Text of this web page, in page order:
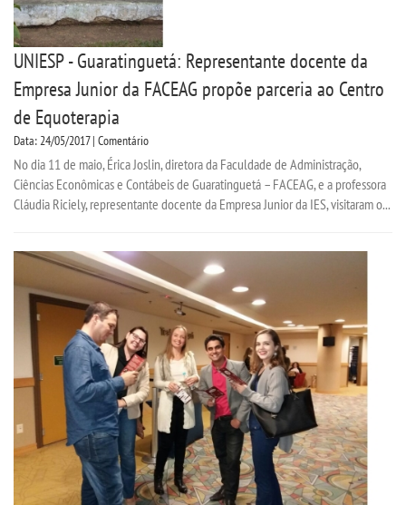
CURSOS
BACHARELADOS
LICENCIATURAS
TECNOLÓGICOS
VESTIBULAR
INSCREVA-SE
TRANSFERÊNCIA
SEGUNDA GRADUAÇÃO
MATRÍCULA
EDITAL
UNIESP - Guaratinguetá: Representante docente da
Empresa Junior da FACEAG propõe parceria ao Centro
de Equoterapia
Data: 24/05/2017 | Comentário
No dia 11 de maio, Érica Joslin, diretora da Faculdade de Administração,
Ciências Econômicas e Contábeis de Guaratinguetá – FACEAG, e a professora
Cláudia Riciely, representante docente da Empresa Junior da IES, visitaram o...